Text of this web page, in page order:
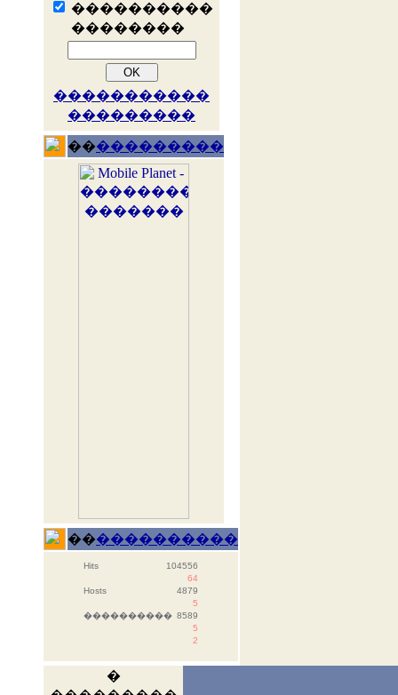
����������
��������
�����������
���������
�����������
������������
Hits
104556
64
Hosts
4879
5
���������� 8589
5
2
�